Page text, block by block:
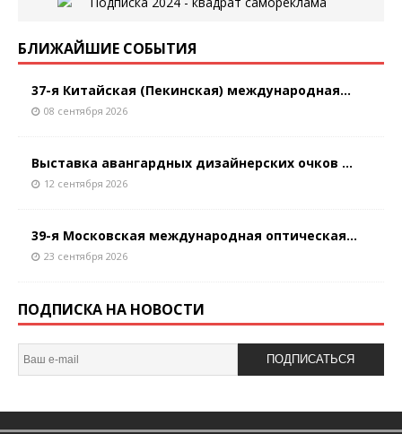
БЛИЖАЙШИЕ СОБЫТИЯ
37-я Китайская (Пекинская) международная...
08 сентября 2026
Выставка авангардных дизайнерских очков ...
12 сентября 2026
39-я Московская международная оптическая...
23 сентября 2026
ПОДПИСКА НА НОВОСТИ
ПОДПИСАТЬСЯ